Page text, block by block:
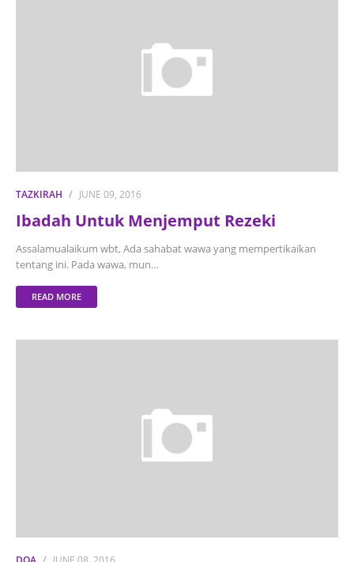
TAZKIRAH JUNE 09, 2016
Ibadah Untuk Menjemput Rezeki
Assalamualaikum wbt, Ada sahabat wawa yang mempertikaikan
tentang ini. Pada wawa, mun…
READ MORE